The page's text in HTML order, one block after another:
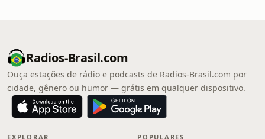
Radios-Brasil.com
Ouça estações de rádio e podcasts de Radios-Brasil.com por
cidade, gênero ou humor — grátis em qualquer dispositivo.
EXPLORAR POPULARES